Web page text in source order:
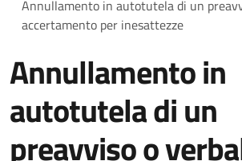
Annullamento in autotutela di un
accertamento per inesattezze
Annullamento in
autotutela di un
preavviso o